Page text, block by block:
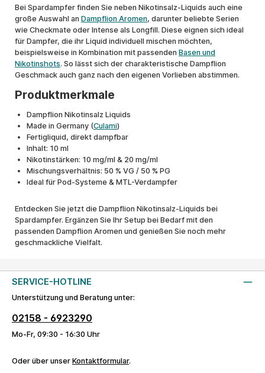
Bei Spardampfer finden Sie neben Nikotinsalz-Liquids auch eine
große Auswahl an Dampflion Aromen, darunter beliebte Serien
wie Checkmate oder Intense als Longfill. Diese eignen sich ideal
für Dampfer, die ihr Liquid individuell mischen möchten,
beispielsweise in Kombination mit passenden Basen und
Nikotinshots. So lässt sich der charakteristische Dampflion
Geschmack auch ganz nach den eigenen Vorlieben abstimmen.
Produktmerkmale
Dampflion Nikotinsalz Liquids
Made in Germany (Culami)
Fertigliquid, direkt dampfbar
Inhalt: 10 ml
Nikotinstärken: 10 mg/ml & 20 mg/ml
Mischungsverhältnis: 50 % VG / 50 % PG
Ideal für Pod-Systeme & MTL-Verdampfer
Entdecken Sie jetzt die Dampflion Nikotinsalz-Liquids bei
Spardampfer. Ergänzen Sie Ihr Setup bei Bedarf mit den
passenden Dampflion Aromen und genießen Sie noch mehr
geschmackliche Vielfalt.
SERVICE-HOTLINE
Unterstützung und Beratung unter:
02158 - 6923290
Mo-Fr, 09:30 - 16:30 Uhr
Oder über unser Kontaktformular.